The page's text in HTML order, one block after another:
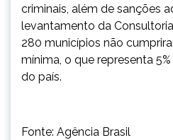
criminais, além de sanções
levantamento da
280 municípios não
mínima, o que representa
do país.
Fonte: Agência Brasil